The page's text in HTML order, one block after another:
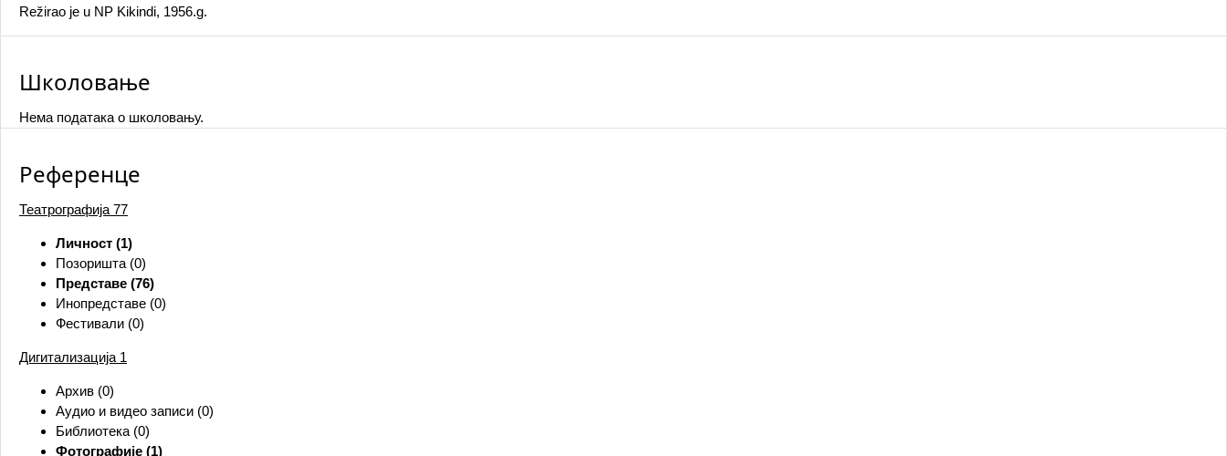
Režirao je u NP Kikindi, 1956.g.
Школовање
Нема података о школовању.
Референце
Театрографија 77
Личност (1)
Позоришта (0)
Представе (76)
Инопредставе (0)
Фестивали (0)
Дигитализација 1
Архив (0)
Аудио и видео записи (0)
Библиотека (0)
Фотографије (1)